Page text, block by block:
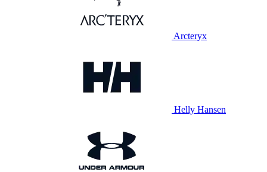
Arcteryx
Helly Hansen